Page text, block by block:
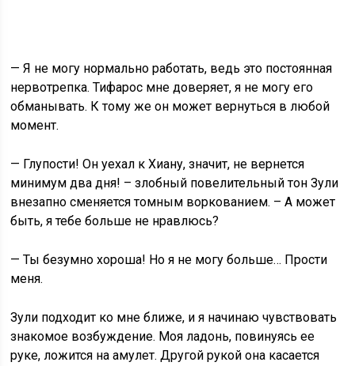
— Я не могу нормально работать, ведь это постоянная
нервотрепка. Тифарос мне доверяет, я не могу его
обманывать. К тому же он может вернуться в любой
момент.
— Глупости! Он уехал к Хиану, значит, не вернется
минимум два дня! – злобный повелительный тон Зули
внезапно сменяется томным воркованием. – А может
быть, я тебе больше не нравлюсь?
— Ты безумно хороша! Но я не могу больше… Прости
меня.
Зули подходит ко мне ближе, и я начинаю чувствовать
знакомое возбуждение. Моя ладонь, повинуясь ее
руке, ложится на амулет. Другой рукой она касается